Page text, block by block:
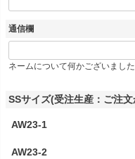
通信欄
ネームについて何かございまし
SSサイズ(受注生産：ご注
AW23-1
AW23-2